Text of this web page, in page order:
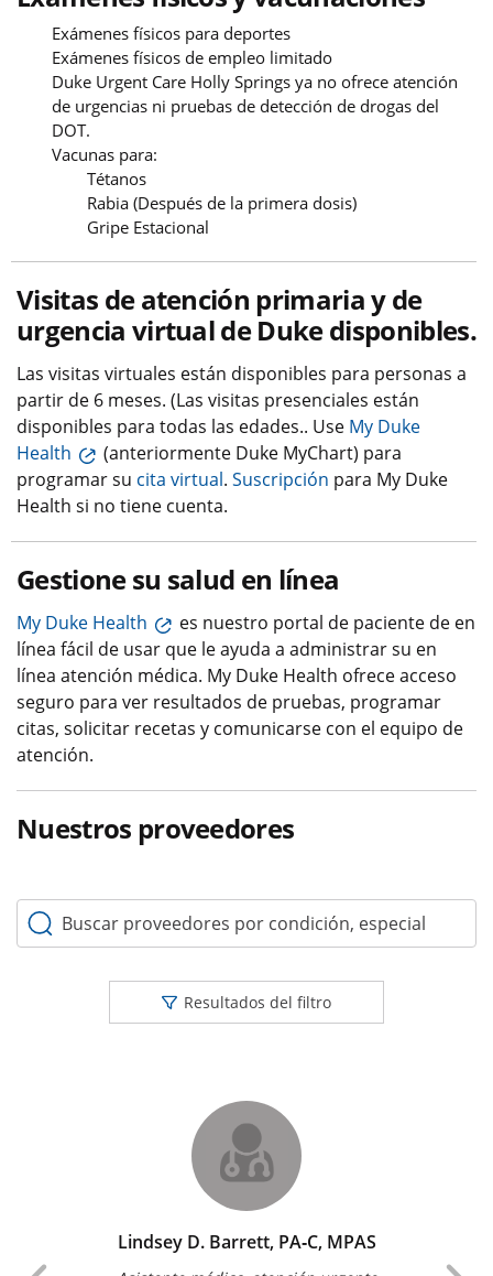
Exámenes físicos para deportes
Exámenes físicos de empleo limitado
Duke Urgent Care Holly Springs ya no ofrece atención
de urgencias ni pruebas de detección de drogas del
DOT.
Vacunas para:
Tétanos
Rabia (Después de la primera dosis)
Gripe Estacional
Visitas de atención primaria y de
urgencia virtual de Duke disponibles.
Las visitas virtuales están disponibles para personas a
partir de 6 meses. (Las visitas presenciales están
disponibles para todas las edades.. Use My Duke
Health
(anteriormente Duke MyChart) para
programar su cita virtual. Suscripción para My Duke
Health si no tiene cuenta.
Gestione su salud en línea
My Duke Health
es nuestro portal de paciente de en
línea fácil de usar que le ayuda a administrar su en
línea atención médica. My Duke Health ofrece acceso
seguro para ver resultados de pruebas, programar
citas, solicitar recetas y comunicarse con el equipo de
atención.
Nuestros proveedores
Buscar proveedores por condición, especialidad o
Resultados del filtro
Lindsey D. Barrett, PA‑C, MPAS